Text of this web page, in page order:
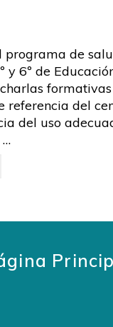
programa de
y 6º de
referencia del
del uso
…